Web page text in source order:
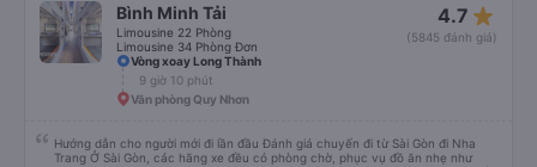
Bình Minh Tải
Limousine 22 Phòng
Limousine 34 Phòng Đơn
4.7 star_rate
(5845 đánh giá)
Vòng xoay Long Thành
9 giờ 10 phút
Văn phòng Quy Nhơn
Hướng dẫn cho người mới đi lần đầu Đánh giá chuyến đi từ Sài Gòn đi Nha
Trang Ở Sài Gòn, các hãng xe đều có phòng chờ, phục vụ đồ ăn nhẹ như